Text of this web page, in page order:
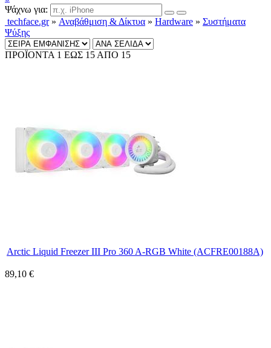
Ψάχνω για:
techface.gr» Αναβάθμιση & Δίκτυα » Hardware » Συστήματα
Ψύξης
ΠΡΟΪΟΝΤΑ 1 ΕΩΣ 15 ΑΠΟ 15
Arctic Liquid Freezer III Pro 360 A-RGB White (ACFRE00188A)
89,10 €